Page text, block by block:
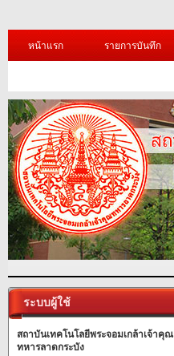
หน้าแรก รายการบันทึก
ระบบผู้ใช้
สถาบันเทคโนโลยีพระจอมเกล้าเจ้าคุณ
ทหารลาดกระบัง